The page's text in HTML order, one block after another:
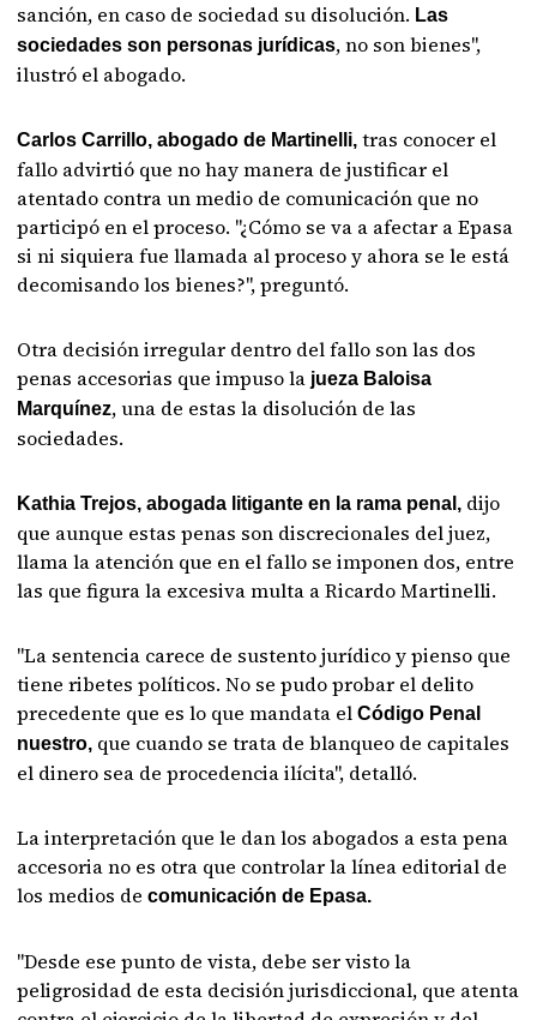
sanción, en caso de sociedad su disolución. Las
sociedades son personas jurídicas, no son bienes",
ilustró el abogado.
Carlos Carrillo, abogado de Martinelli,tras conocer el
fallo advirtió que no hay manera de justificar el
atentado contra un medio de comunicación que no
participó en el proceso. "¿Cómo se va a afectar a Epasa
si ni siquiera fue llamada al proceso y ahora se le está
decomisando los bienes?", preguntó.
Otra decisión irregular dentro del fallo son las dos
penas accesorias que impuso la jueza Baloisa
Marquínez, una de estas la disolución de las
sociedades.
Kathia Trejos, abogada litigante en la rama penal, dijo
que aunque estas penas son discrecionales del juez,
llama la atención que en el fallo se imponen dos, entre
las que figura la excesiva multa a Ricardo Martinelli.
"La sentencia carece de sustento jurídico y pienso que
tiene ribetes políticos. No se pudo probar el delito
precedente que es lo que mandata elCódigo Penal
nuestro, que cuando se trata de blanqueo de capitales
el dinero sea de procedencia ilícita", detalló.
La interpretación que le dan los abogados a esta pena
accesoria no es otra que controlar la línea editorial de
los medios decomunicación de Epasa.
"Desde ese punto de vista, debe ser visto la
peligrosidad de esta decisión jurisdiccional, que atenta